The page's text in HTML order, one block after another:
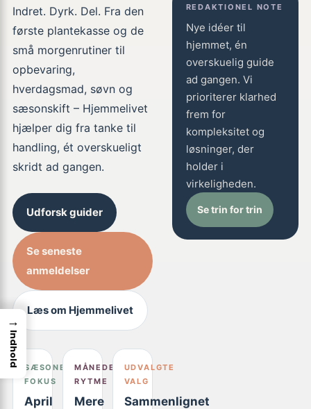
Indret. Dyrk. Del. Fra den
første plantekasse og de
små morgenrutiner til
opbevaring,
hverdagsmad, søvn og
sæsonskift – Hjemmelivet
hjælper dig fra tanke til
handling, ét overskueligt
skridt ad gangen.
Udforsk guider
Se seneste
anmeldelser
Læs om Hjemmelivet
SÆSONENS
FOKUS
April
MÅNEDENS
RYTME
Mere
UDVALGTE
VALG
Sammenlignet
REDAKTIONEL NOTE
Nye idéer til
hjemmet, én
overskuelig guide
ad gangen. Vi
prioriterer klarhed
frem for
kompleksitet og
løsninger, der
holder i
virkeligheden.
Se trin for trin
→
Indhold